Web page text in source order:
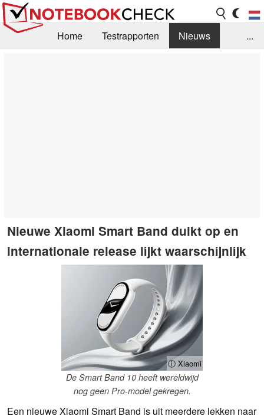
Home Testrapporten
Nieuws
...
Nieuwe Xiaomi Smart Band duikt op en
internationale release lijkt waarschijnlijk
ⓘ Xiaomi
De Smart Band 10 heeft wereldwijd
nog geen Pro-model gekregen.
Een nieuwe Xiaomi Smart Band is uit meerdere lekken naar